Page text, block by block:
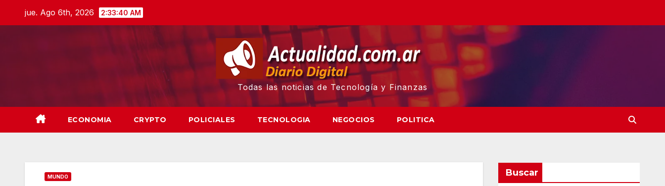
jue. Ago 6th, 2026 2:33:42 AM
Todas las noticias de Tecnología y Finanzas
ECONOMIA CRYPTO POLICIALES TECNOLOGIA NEGOCIOS POLITICA
MUNDO Buscar